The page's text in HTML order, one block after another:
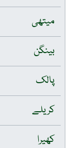
میتھی
بینگن
پالک
کریلے
کھیرا